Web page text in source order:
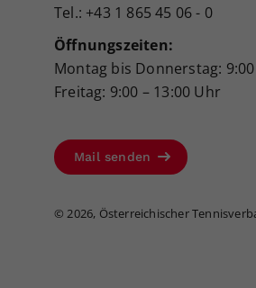
Tel.: +43 1 865 45 06 - 0
Öffnungszeiten:
Montag bis Donnerstag:
Freitag: 9:00 – 13:00 Uhr
Mail senden
© 2026, Österreichischer